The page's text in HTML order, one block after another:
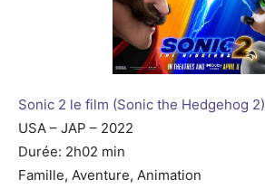
Sonic 2 le film (Sonic the Hedgehog 2)
USA – JAP – 2022
Durée: 2h02 min
Famille, Aventure, Animation